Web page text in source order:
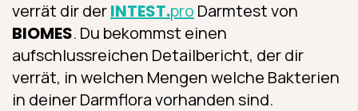
verrät dir derINTEST.pro Darmtest von
BIOMES. Du bekommst einen
aufschlussreichen Detailbericht, der dir
verrät, in welchen Mengen welche Bakterien
in deiner Darmflora vorhanden sind.